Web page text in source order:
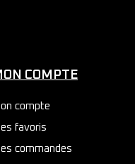
COMPTE
compte
favoris
commandes